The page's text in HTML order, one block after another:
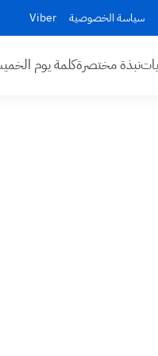
سياسة الخصوصية Viber
نبذة مختصرةكلمة يوم